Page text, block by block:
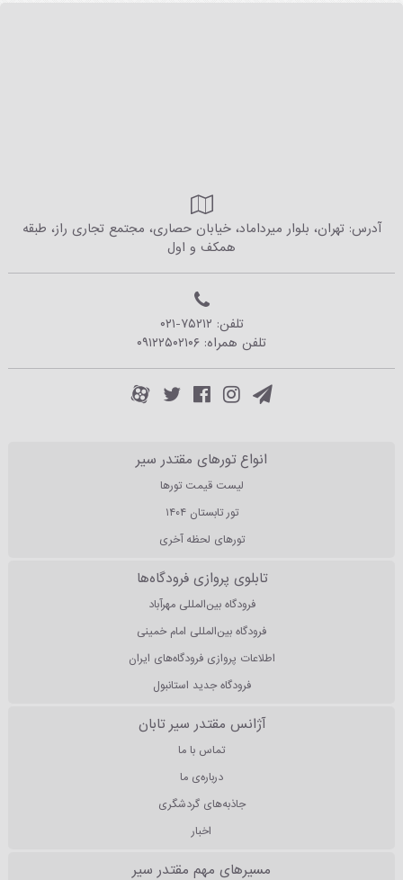
آدرس: تهران، بلوار میرداماد، خیابان حصاری، مجتمع تجاری راز، طبقه
همکف و اول
تلفن: ۰۲۱-۷۵۲۱۲
تلفن همراه: ۰۹۱۲۲۵۰۲۱۰۶
انواع تورهای مقتدر سیر
لیست قیمت تورها
تور تابستان ۱۴۰۴
تورهای لحظه آخری
تابلوی پروازی فرودگاه‌ها
فرودگاه بین‌المللی مهرآباد
فرودگاه بین‌المللی امام خمینی
اطلاعات پروازی فرودگاه‌های ایران
فرودگاه جدید استانبول
آژانس مقتدر سیر تابان
تماس با ما
درباره‌ی ما
جاذبه‌های گردشگری
اخبار
مسیرهای مهم مقتدر سیر